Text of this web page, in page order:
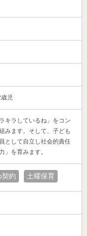
児
キラしているね」をコン
みます。そして、子ども
として自立し社会的責任
」を育みます。
契約 土曜保育